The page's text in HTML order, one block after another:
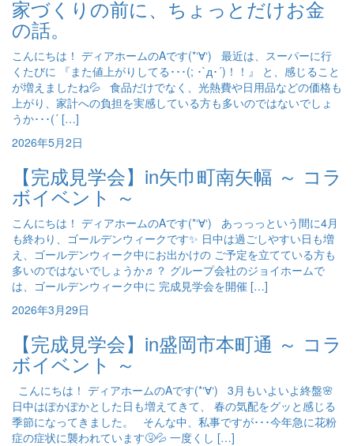
家づくりの前に、ちょっとだけお金
の話。
こんにちは！ ディアホームのAです(*‘∀‘) 最近は、スーパーに行
くたびに 『また値上がりしてる･･･(; ･`д･´)！！』 と、感じること
が増えましたね💦 食品だけでなく、光熱費や日用品などの価格も
上がり、家計への負担を実感している方も多いのではないでしょ
うか･･･(´ […]
2026年5月2日
【完成見学会】in矢巾町南矢幅 ～ コラ
ボイベント ～
こんにちは！ ディアホームのAです(*‘∀‘) あっっっという間に4月
も終わり、ゴールデンウィークです✨ 日中は過ごしやすい日も増
え、ゴールデンウィーク中にお出かけの ご予定を立てている方も
多いのではないでしょうか♬？ グループ会社のジョイホームで
は、ゴールデンウィーク中に 完成見学会を開催 […]
2026年3月29日
【完成見学会】in盛岡市本町通 ～ コラ
ボイベント ～
こんにちは！ ディアホームのAです(*‘∀‘) 3月もいよいよ終盤🌸
日中はぽかぽかとした日も増えてきて、 春の気配をグッと感じる
季節になってきました。 そんな中、私事ですが･･･今年急に花粉
症の症状に襲われています🤧💦 一度くし […]